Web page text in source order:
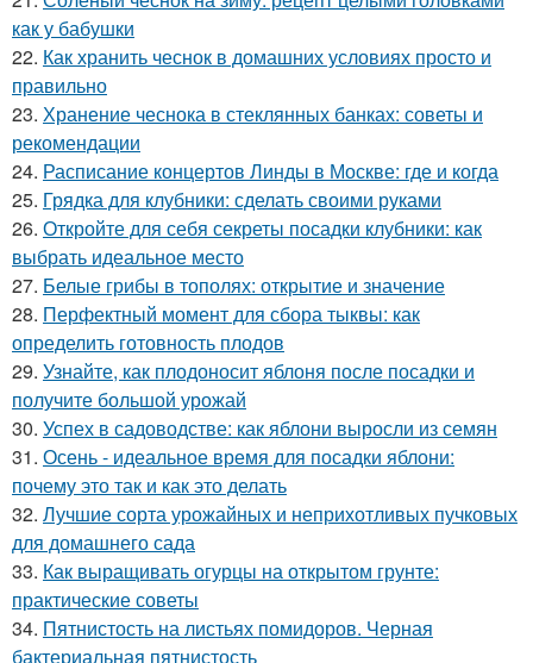
как у бабушки
22. Как хранить чеснок в домашних условиях просто и
правильно
23. Хранение чеснока в стеклянных банках: советы и
рекомендации
24. Расписание концертов Линды в Москве: где и когда
25. Грядка для клубники: сделать своими руками
26. Откройте для себя секреты посадки клубники: как
выбрать идеальное место
27. Белые грибы в тополях: открытие и значение
28. Перфектный момент для сбора тыквы: как
определить готовность плодов
29. Узнайте, как плодоносит яблоня после посадки и
получите большой урожай
30. Успех в садоводстве: как яблони выросли из семян
31. Осень - идеальное время для посадки яблони:
почему это так и как это делать
32. Лучшие сорта урожайных и неприхотливых пучковых
для домашнего сада
33. Как выращивать огурцы на открытом грунте:
практические советы
34. Пятнистость на листьях помидоров. Черная
бактериальная пятнистость